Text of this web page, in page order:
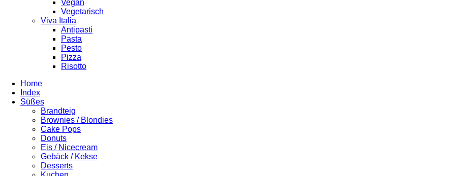
Vegan
Vegetarisch
Viva Italia
Antipasti
Pasta
Pesto
Pizza
Risotto
Home
Index
Süßes
Brandteig
Brownies / Blondies
Cake Pops
Donuts
Eis / Nicecream
Gebäck / Kekse
Desserts